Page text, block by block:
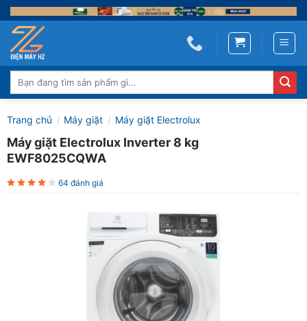
Skip
to
content
Tìm
kiếm:
Trang chủ / Máy giặt / Máy giặt Electrolux
Máy giặt Electrolux Inverter 8 kg
EWF8025CQWA
64 đánh giá